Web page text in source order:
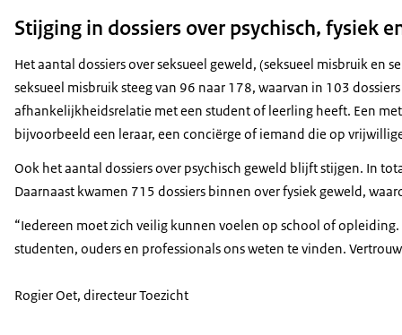
2024-20252916
Download CSV-bestand
Stijging in dossiers over psychisch, fysiek
Het aantal dossiers over seksueel geweld, (seksueel misbruik
seksueel misbruik steeg van 96 naar 178, waarvan in 103
afhankelijkheidsrelatie met een student of leerling heeft. Een
bijvoorbeeld een leraar, een conciërge of iemand die op
Ook het aantal dossiers over psychisch geweld blijft stijgen. In
Daarnaast kwamen 715 dossiers binnen over fysiek geweld,
“Iedereen moet zich veilig kunnen voelen op school of
studenten, ouders en professionals ons weten te vinden.
Rogier Oet, directeur Toezicht